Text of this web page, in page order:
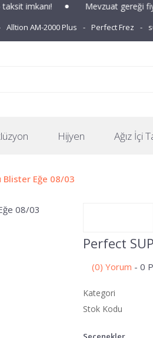
imkanı! Mevzuat gereği
Alltion AM-2000 Plus Perfect Frez
Hijyen Ağız İçi
Blister Eğe 08/03
Perfect
(0) Yorum - 0
Kategori
Stok Kodu